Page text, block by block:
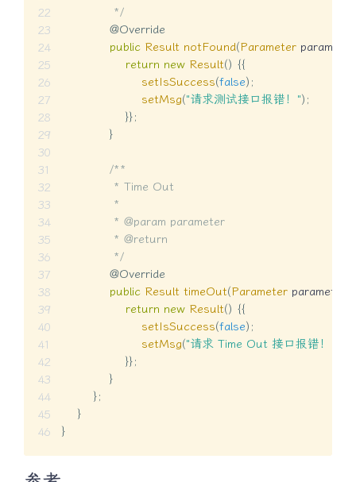
             */
@Override
public Result notFound(Parameter parameter
return new Result() {{
setIsSuccess(false) ;
setMsg("请求测试接口报错！") ;
}};
}
/**
             * Time Out
             *
             * @param parameter
             * @return
             */
@Override
public Result timeOut(Parameter parameter
return new Result() {{
setIsSuccess(false) ;
setMsg("请求 Time Out 接口报错！"
}};
}
};
}
}